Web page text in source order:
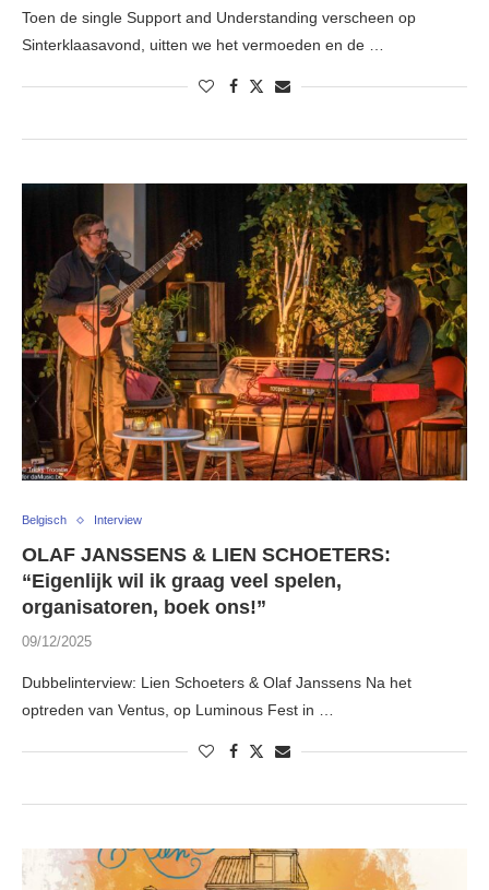
Toen de single Support and Understanding verscheen op
Sinterklaasavond, uitten we het vermoeden en de …
Belgisch Interview
OLAF JANSSENS & LIEN SCHOETERS:
“Eigenlijk wil ik graag veel spelen,
organisatoren, boek ons!”
09/12/2025
Dubbelinterview: Lien Schoeters & Olaf Janssens Na het
optreden van Ventus, op Luminous Fest in …